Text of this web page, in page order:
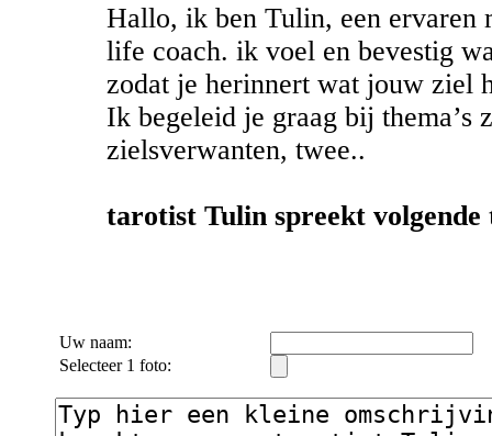
Hallo, ik ben Tulin, een ervaren
life coach. ik voel en bevestig
zodat je herinnert wat jouw ziel
Ik begeleid je graag bij thema’s
zielsverwanten, twee..
tarotist Tulin spreekt volgende
Uw naam:
Selecteer 1 foto: